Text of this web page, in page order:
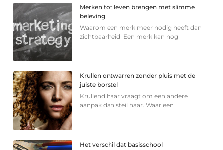
Merken tot leven brengen met slimme
beleving
Waarom een merk meer nodig heeft dan
zichtbaarheid Een merk kan nog
Krullen ontwarren zonder pluis met de
juiste borstel
Krullend haar vraagt om een andere
aanpak dan steil haar. Waar een
Het verschil dat basisschool